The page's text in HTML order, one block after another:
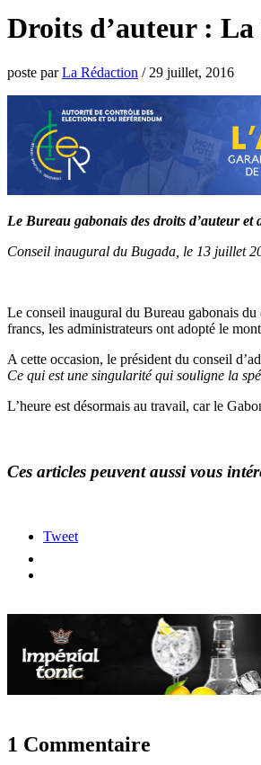
Droits d’auteur : La
poste parLa Rédaction / 29 juillet, 2016
Le Bureau gabonais des droits d’auteur
Conseil inaugural du Bugada, le 13 juillet
Le conseil inaugural du Bureau gabonais
francs, les administrateurs ont adopté le
A cette occasion, le président du conseil
Ce qui est une singularité qui souligne la
L’heure est désormais au travail, car le
Ces articles peuvent aussi vous
Tweet
1 Commentaire